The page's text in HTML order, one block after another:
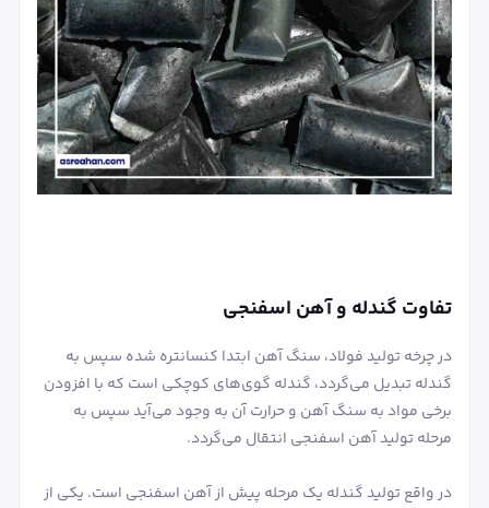
تفاوت گندله و آهن اسفنجی
در چرخه تولید فولاد، سنگ آهن ابتدا کنسانتره شده سپس به
گندله تبدیل می‌گردد، گندله گوی‌های کوچکی است که با افزودن
برخی مواد به سنگ آهن و حرارت آن به وجود می‌آید سپس به
مرحله تولید آهن اسفنجی انتقال می‌گردد.
در واقع تولید گندله یک مرحله پیش از آهن اسفنجی است. یکی از